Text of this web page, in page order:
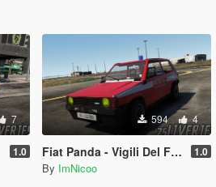
7
1.0
594 4
Fiat Panda - Vigili Del Fuoco 115 (Paintjob | FiveM) 1.0
By ImNicoo